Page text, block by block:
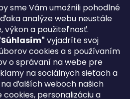
sme Vám umožnili pohodlné
analýze webu neustále
výkon a použiteľnosť.
vyjadríte svoj
cookies a s používaním
o správaní na webe pre
na sociálnych sieťach a
ďalších weboch našich
personalizáciu a
od zmluvy